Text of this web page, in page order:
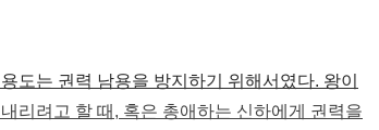
도는 권력 남용을 방지하기 위해서였다. 왕이
리려고 할 때, 혹은 총애하는 신하에게 권력을